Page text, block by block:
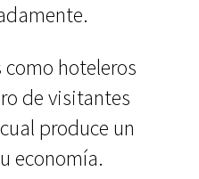
hoteleros
de visitantes
produce un
economía.